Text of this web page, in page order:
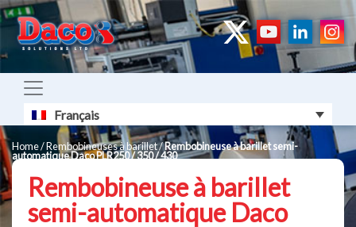
Français
Home/Rembobineuses à barillet/Rembobineuse à barillet semi-
automatique Daco PLR250 / 350 / 430
Rembobineuse à barillet
semi-automatique Daco